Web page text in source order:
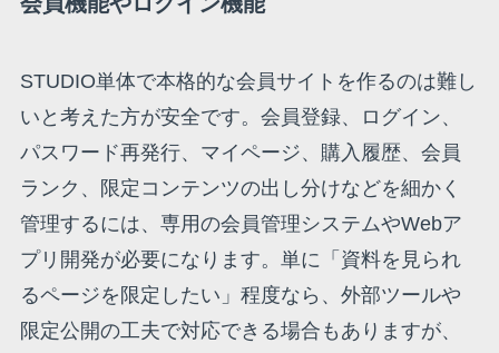
STUDIO単体で本格的な会員サイトを作るのは難し
いと考えた方が安全です。会員登録、ログイン、
パスワード再発行、マイページ、購入履歴、会員
ランク、限定コンテンツの出し分けなどを細かく
管理するには、専用の会員管理システムやWebア
プリ開発が必要になります。単に「資料を見られ
るページを限定したい」程度なら、外部ツールや
限定公開の工夫で対応できる場合もありますが、